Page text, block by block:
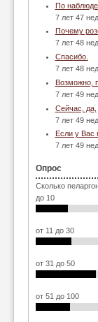
По
7 лет 47
Почему
7 лет 48
Спасибо.
7 лет 48
Возможно,
7 лет 49
Сейчас, да,
7 лет 49
Если у Вас
7 лет 49
Опрос
Сколько
до 10
от 11 до 30
от 31 до 50
от 51 до 100